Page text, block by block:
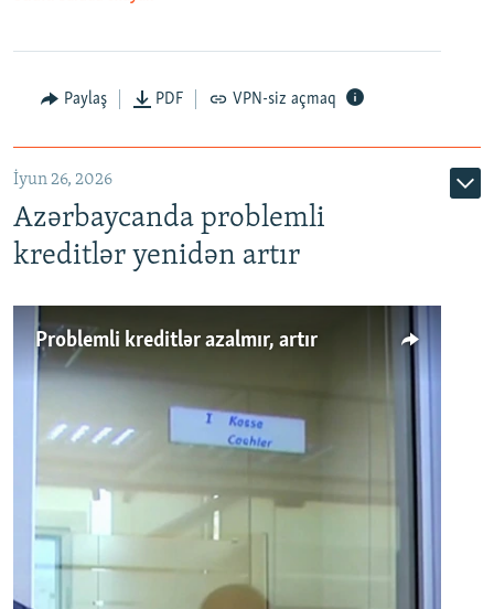
Auto 240p 360p 480p
720p 1080p
Paylaş PDF VPN-siz açmaq
İyun 26, 2026
Azərbaycanda problemli
kreditlər yenidən artır
Problemli kreditlər azalmır, artır